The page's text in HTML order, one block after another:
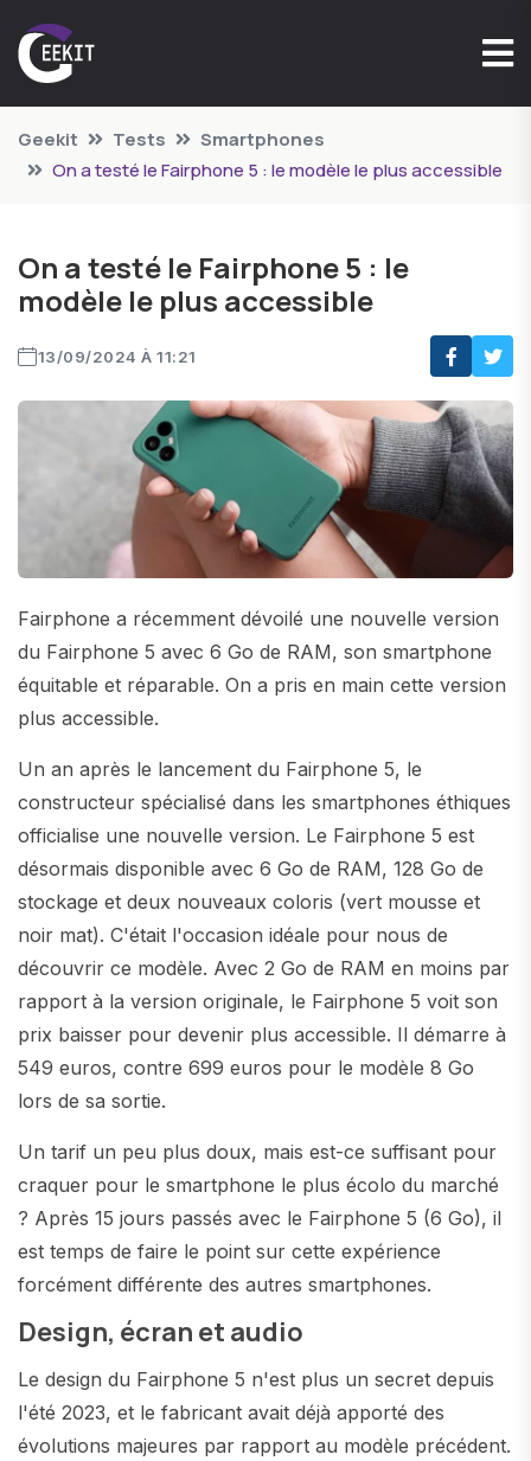
Geekit Tests
Smartphones
On a testé le Fairphone 5 : le modèle le plus accessible
On a testé le Fairphone 5 : le
modèle le plus accessible
13/09/2024 À 11:21
Fairphone a récemment dévoilé une nouvelle version
du Fairphone 5 avec 6 Go de RAM, son smartphone
équitable et réparable. On a pris en main cette version
plus accessible.
Un an après le lancement du Fairphone 5, le
constructeur spécialisé dans les smartphones éthiques
officialise une nouvelle version. Le Fairphone 5 est
désormais disponible avec 6 Go de RAM, 128 Go de
stockage et deux nouveaux coloris (vert mousse et
noir mat). C'était l'occasion idéale pour nous de
découvrir ce modèle. Avec 2 Go de RAM en moins par
rapport à la version originale, le Fairphone 5 voit son
prix baisser pour devenir plus accessible. Il démarre à
549 euros, contre 699 euros pour le modèle 8 Go
lors de sa sortie.
Un tarif un peu plus doux, mais est-ce suffisant pour
craquer pour le smartphone le plus écolo du marché
? Après 15 jours passés avec le Fairphone 5 (6 Go), il
est temps de faire le point sur cette expérience
forcément différente des autres smartphones.
Design, écran et audio
Le design du Fairphone 5 n'est plus un secret depuis
l'été 2023, et le fabricant avait déjà apporté des
évolutions majeures par rapport au modèle précédent.